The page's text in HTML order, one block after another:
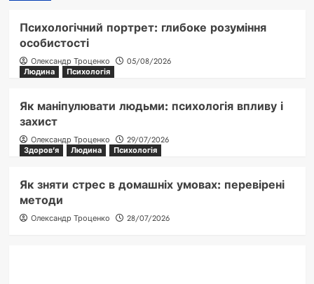
Психологічний портрет: глибоке розуміння
особистості
Олександр Троценко
05/08/2026
Людина
Психологія
Як маніпулювати людьми: психологія впливу і
захист
Олександр Троценко
29/07/2026
Здоров'я
Людина Психологія
Як зняти стрес в домашніх умовах: перевірені
методи
Олександр Троценко 28/07/2026